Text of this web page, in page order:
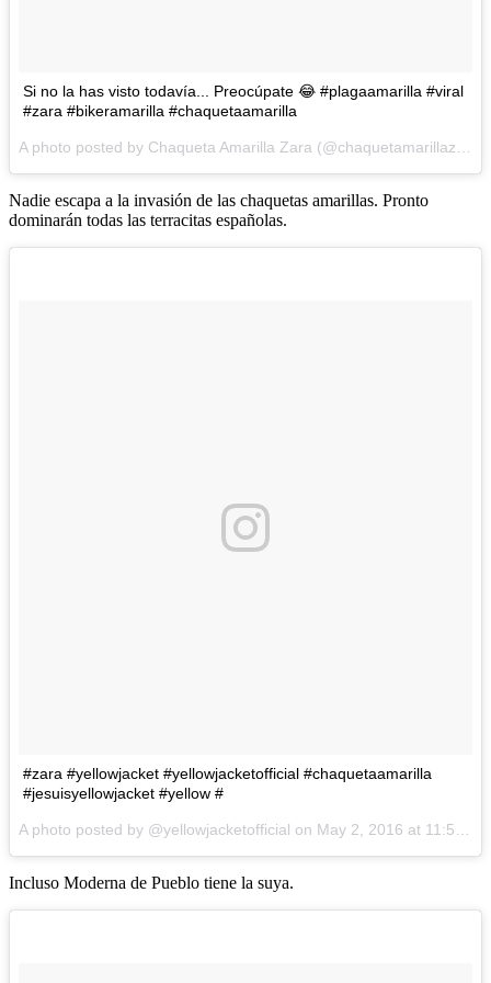
Si no la has visto todavía... Preocúpate 😂 #plagaamarilla #viral
#zara #bikeramarilla #chaquetaamarilla
Nadie escapa a la invasión de las chaquetas amarillas. Pronto
dominarán todas las terracitas españolas.
#zara #yellowjacket #yellowjacketofficial #chaquetaamarilla
#jesuisyellowjacket #yellow #
A photo posted by @yellowjacketofficial on May 2, 2016 at 11:59am PDT
Incluso Moderna de Pueblo tiene la suya.